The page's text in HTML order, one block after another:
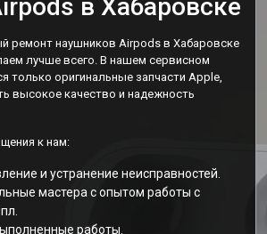
в Хабаровске
ремонт наушников Airpods в Хабаровске
лучше всего. В нашем сервисном
только оригинальные запчасти Apple,
высокое качество и надежность
к нам:
и устранение неисправностей.
мастера с опытом работы с
работы.